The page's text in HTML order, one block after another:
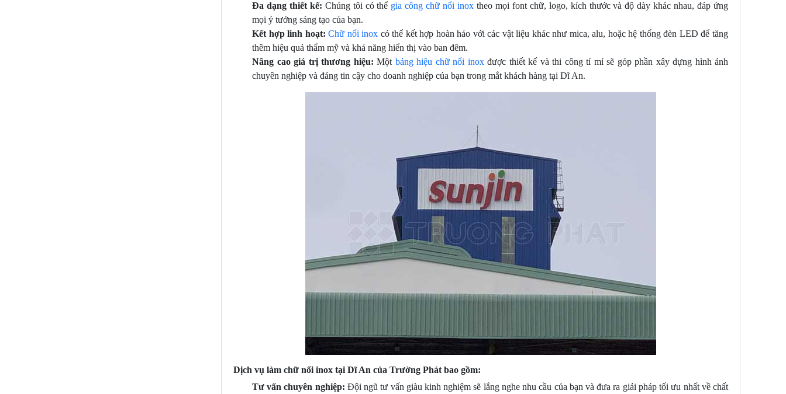
Đa dạng thiết kế: Chúng tôi có thể gia công chữ nổi inox theo mọi font chữ, logo, kích thước và độ dày khác nhau, đáp ứng
mọi ý tưởng sáng tạo của bạn.
Kết hợp linh hoạt:Chữ nổi inox có thể kết hợp hoàn hảo với các vật liệu khác như mica, alu, hoặc hệ thống đèn LED để tăng
thêm hiệu quả thẩm mỹ và khả năng hiển thị vào ban đêm.
Nâng cao giá trị thương hiệu: Một bảng hiệu chữ nổi inoxđược thiết kế và thi công tỉ mỉ sẽ góp phần xây dựng hình ảnh
chuyên nghiệp và đáng tin cậy cho doanh nghiệp của bạn trong mắt khách hàng tại Dĩ An.
Dịch vụ làm chữ nổi inox tại Dĩ An của Trường Phát bao gồm:
Tư vấn chuyên nghiệp: Đội ngũ tư vấn giàu kinh nghiệm sẽ lắng nghe nhu cầu của bạn và đưa ra giải pháp tối ưu nhất về chất